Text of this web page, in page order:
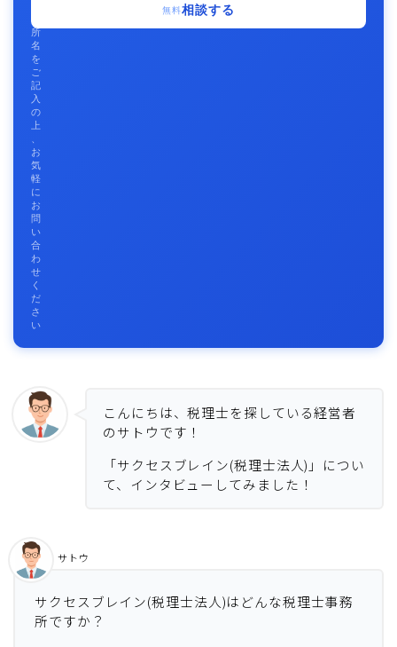
所
名
を
ご
記
入
の
上
、
お
気
軽
に
お
問
い
合
わ
せ
く
だ
さ
い
無料相談する
こんにちは、税理士を探している経営者
のサトウです！
「サクセスブレイン(税理士法人)」につい
て、インタビューしてみました！
サクセスブレイン(税理士法人)はどんな税理士事務
所ですか？
サトウ